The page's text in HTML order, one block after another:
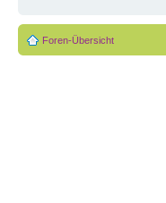
Foren-Übersicht